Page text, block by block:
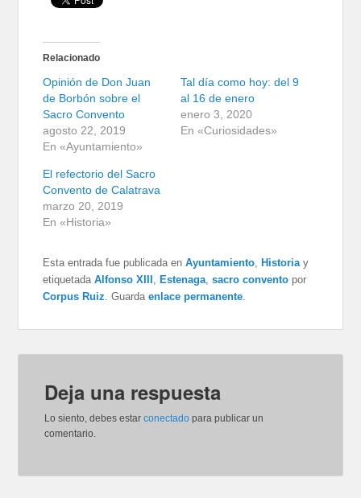
Relacionado
Opinión de Don Juan
de Borbón sobre el
Sacro Convento
agosto 22, 2019
En «Ayuntamiento»
Tal día como hoy: del 9
al 16 de enero
enero 3, 2020
En «Curiosidades»
El refectorio del Sacro
Convento de Calatrava
marzo 20, 2019
En «Historia»
Esta entrada fue publicada enAyuntamiento, Historiay
etiquetadaAlfonso XIII , Estenaga,sacro convento por
Corpus Ruiz. Guardaenlace permanente.
Deja una respuesta
Lo siento, debes estarconectado para publicar un
comentario.